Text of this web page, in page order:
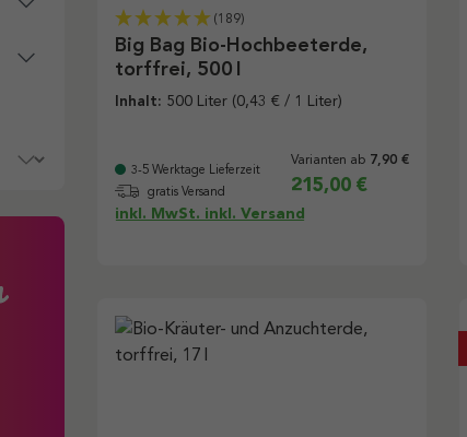
(189)
Big Bag Bio-Hochbeeterde,
torffrei, 500 l
Inhalt: 500 Liter (0,43 € / 1 Liter)
3-5 Werktage Lieferzeit
gratis Versand
Varianten ab 7,90 €
215,00 €
inkl. MwSt. inkl. Versand